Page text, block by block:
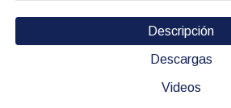
Descripción
Descargas
Videos